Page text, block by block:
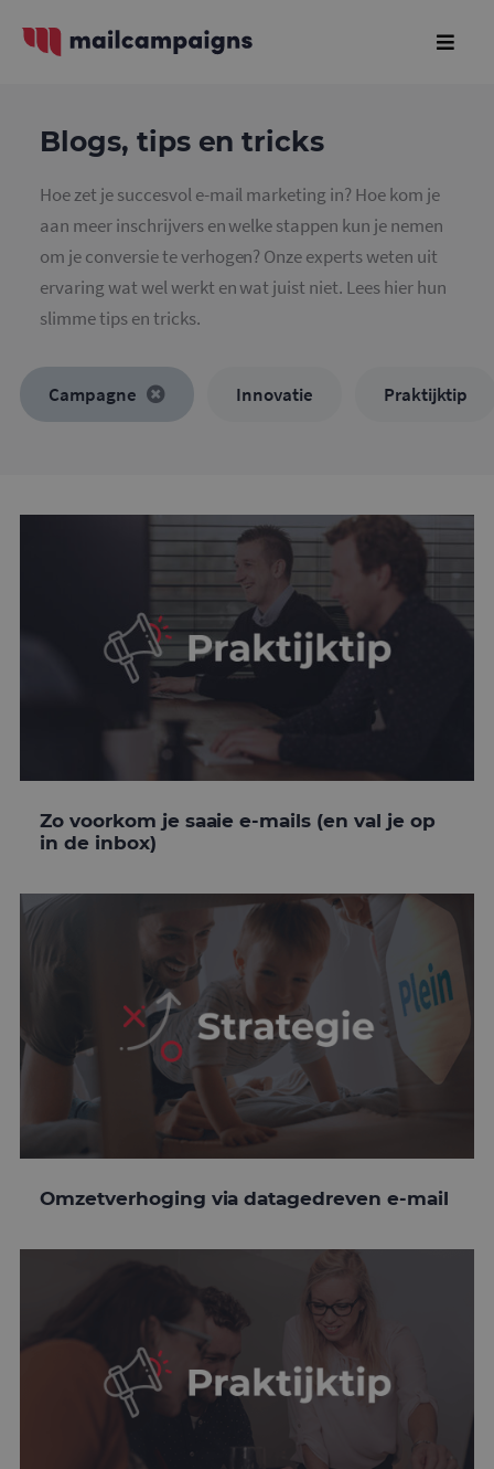
Blogs, tips en tricks
Hoe zet je succesvol e-mail marketing in? Hoe kom je
aan meer inschrijvers en welke stappen kun je nemen
om je conversie te verhogen? Onze experts weten uit
ervaring wat wel werkt en wat juist niet. Lees hier hun
slimme tips en tricks.
Campagne Innovatie Praktijktip
Zo voorkom je saaie e-mails (en val je op
in de inbox)
Omzetverhoging via datagedreven e-mail